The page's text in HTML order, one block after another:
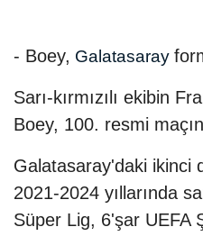
- Boey, Galatasaray
Sarı-kırmızılı ekibin
Boey, 100. resmi
Galatasaray'daki ikinci
2021-2024 yıllarında
Süper Lig, 6'şar UEFA